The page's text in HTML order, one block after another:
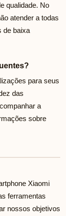
qualidade. No
atender a todas
de baixa
para seus
das
a
sobre
Xiaomi
ferramentas
nossos objetivos